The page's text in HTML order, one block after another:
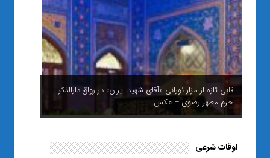
وداع مردم قم با قائد امت؛ روایت تصویری از حضور پرشور
مردم
اوقات شرعی